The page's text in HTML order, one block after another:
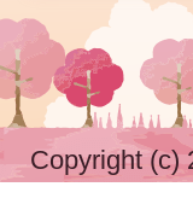
Copyright (c)